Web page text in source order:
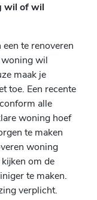
wil of wil
te renoveren
wil
maak je
toe. Een recente
alle
woning hoef
te maken
woning
om de
te maken.
verplicht.